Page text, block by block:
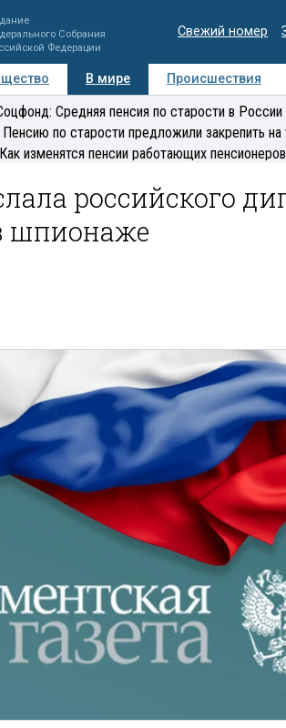
Собрания
Федерации
Свежий номер
В мире Происшествия
Регионы Медиацентр
Средняя пенсия по старости в
Пенсию по старости предложили закрепить
Как изменятся пенсии работающих
российского
шпионаже